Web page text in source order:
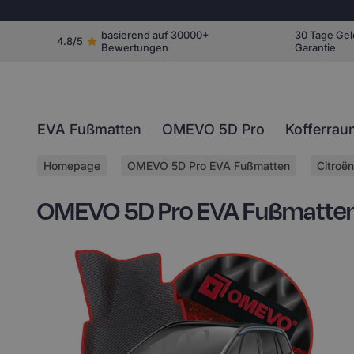
4.8/5
basierend auf 30000+
Bewertungen
30 Tage
Garantie
EVA Fußmatten OMEVO 5D Pro
Homepage OMEVO 5D Pro EVA Fußmatten Citroën
OMEVO 5D Pro EVA